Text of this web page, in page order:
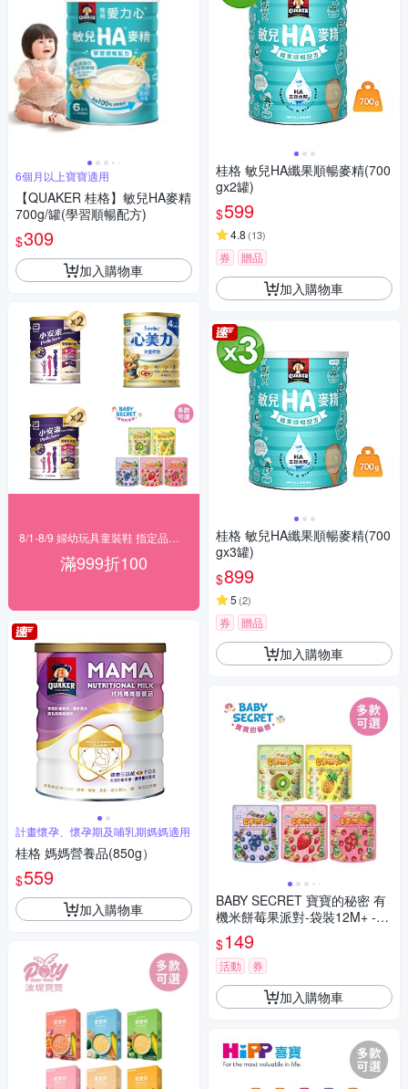
6個月以上寶寶適用
【QUAKER 桂格】敏兒HA麥精
700g/罐(學習順暢配方)
$309
加入購物車
滿999折100
計畫懷孕、懷孕期及哺乳期媽媽適用
桂格 媽媽營養品(850g）
$559
加入購物車
桂格 敏兒HA纖果順暢麥精(700
gx2罐)
$599
4.8 (13)
券 贈品
加入購物車
桂格 敏兒HA纖果順暢麥精(700
gx3罐)
$899
5 (2)
券 贈品
加入購物車
BABY SECRET 寶寶的秘密 有
機米餅莓果派對-袋裝12M+ -多
款任選
$149
活動 券
加入購物車